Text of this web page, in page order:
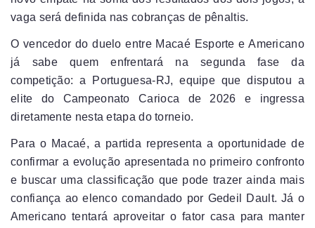
vaga será definida nas cobranças de pênaltis.
O vencedor do duelo entre Macaé Esporte e Americano
já sabe quem enfrentará na segunda fase da
competição: a Portuguesa-RJ, equipe que disputou a
elite do Campeonato Carioca de 2026 e ingressa
diretamente nesta etapa do torneio.
Para o Macaé, a partida representa a oportunidade de
confirmar a evolução apresentada no primeiro confronto
e buscar uma classificação que pode trazer ainda mais
confiança ao elenco comandado por Gedeil Dault. Já o
Americano tentará aproveitar o fator casa para manter